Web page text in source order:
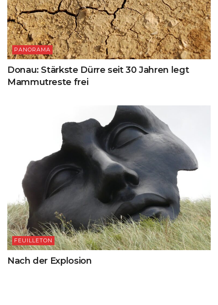
PANORAMA
Donau: Stärkste Dürre seit 30 Jahren legt
Mammutreste frei
FEUILLETON
Nach der Explosion